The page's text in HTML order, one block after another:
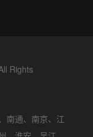
Rights
南通、 南京、 江